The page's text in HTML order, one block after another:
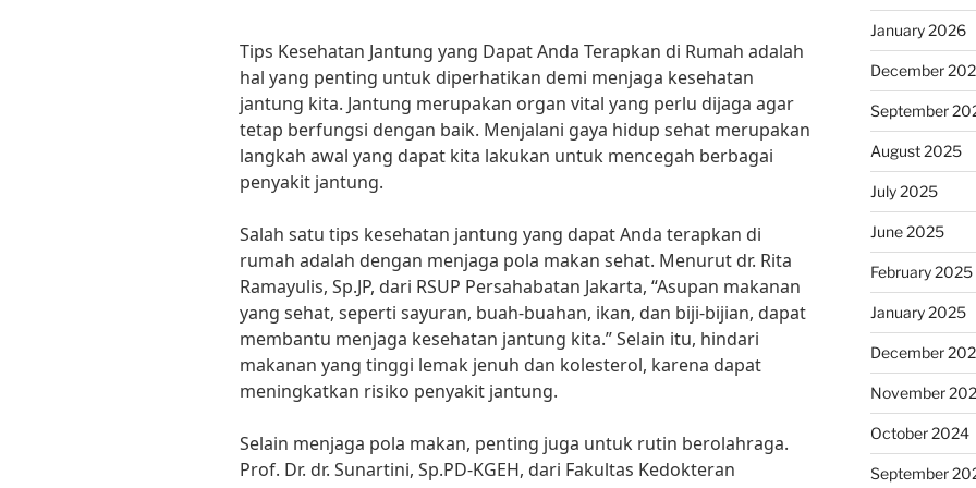
Tips Kesehatan Jantung yang Dapat Anda Terapkan di Rumah adalah
hal yang penting untuk diperhatikan demi menjaga kesehatan
jantung kita. Jantung merupakan organ vital yang perlu dijaga agar
tetap berfungsi dengan baik. Menjalani gaya hidup sehat merupakan
langkah awal yang dapat kita lakukan untuk mencegah berbagai
penyakit jantung.
Salah satu tips kesehatan jantung yang dapat Anda terapkan di
rumah adalah dengan menjaga pola makan sehat. Menurut dr. Rita
Ramayulis, Sp.JP, dari RSUP Persahabatan Jakarta, “Asupan makanan
yang sehat, seperti sayuran, buah-buahan, ikan, dan biji-bijian, dapat
membantu menjaga kesehatan jantung kita.” Selain itu, hindari
makanan yang tinggi lemak jenuh dan kolesterol, karena dapat
meningkatkan risiko penyakit jantung.
Selain menjaga pola makan, penting juga untuk rutin berolahraga.
Prof. Dr. dr. Sunartini, Sp.PD-KGEH, dari Fakultas Kedokteran
January 2026
December
September
August 2025
July 2025
June 2025
February 2025
January 2025
December
November
October 2024
September